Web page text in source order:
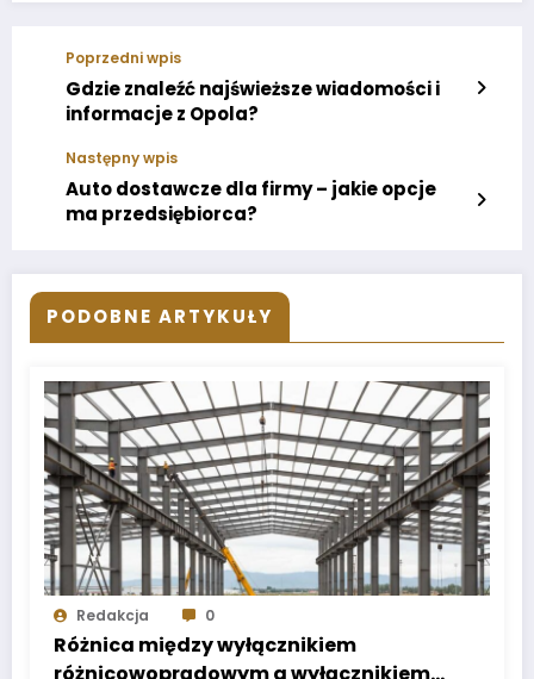
Poprzedni wpis
Gdzie znaleźć najświeższe wiadomości i
informacje z Opola?
Następny wpis
Auto dostawcze dla firmy – jakie opcje
ma przedsiębiorca?
PODOBNE ARTYKUŁY
Redakcja 0
Różnica między wyłącznikiem